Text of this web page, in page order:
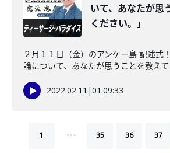
いて、あなたが思
ください。」
２月１１日（金）のアンケー島 記述式
論について、あなたが思うことを教えて
2022.02.11 |01:09:33
1 … 35 36 37